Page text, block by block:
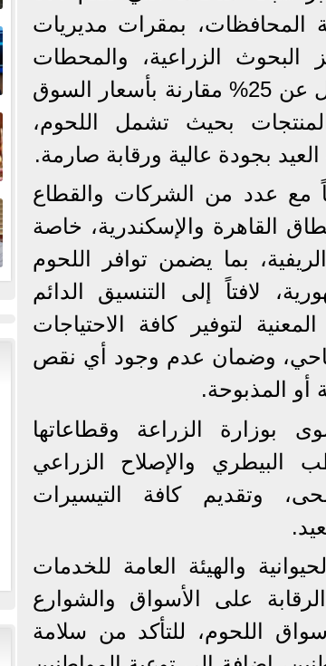
المحافظات، بمقرات مديريات
البحوث الزراعية، والمحطات
البحثية، بأسعار مخفضة، بنسب لا تقل عن 25% مقارنة بأسعار السوق
بحيث تشمل اللحوم،
بجودة عالية ورقابة صارمة.
مع عدد من الشركات والقطاع
القاهرة والإسكندرية، خاصة
بما يضمن توافر اللحوم
لافتاً إلى التنسيق الدائم
لتوفير كافة الاحتياجات
وضمان عدم وجود أي نقص
المذبوحة.
بوزارة الزراعة وقطاعاتها
البيطري والإصلاح الزراعي
وتقديم كافة التيسيرات
والهيئة العامة للخدمات
على الأسواق والشوارع
اللحوم، للتأكد من سلامة